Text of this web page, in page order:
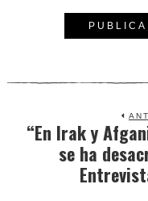
“En Irak y
se ha